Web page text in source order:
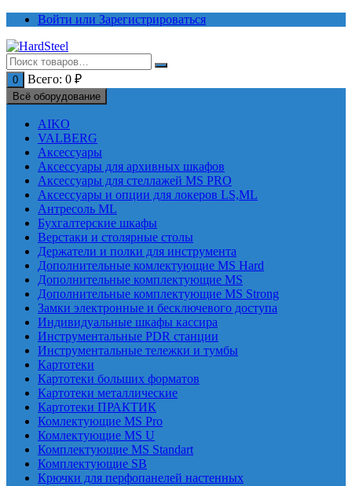
Перейти
содержимому
Войти или Зарегистрироваться
0 Всего: 0 ₽
Всё оборудование
AIKO
VALBERG
Аксессуары
Аксессуары для архивных шкафов
Аксессуары для стеллажей MS PRO
Аксессуары и опции для локеров LS,ML
Антресоль ML
Бухгалтерские шкафы
Верстаки и столярные столы
Держатели и полки для инструмента
Дополнительные комлектующие MS Hard
Дополнительные комплектующие MS
Дополнительные комплектующие MS Strong
Замки электронные и бесключевого доступа
Индивидуальные шкафы кассира
Инструментальные PDR станции
Инструментальные тележки и тумбы
Картотеки
Картотеки больших форматов
Картотеки металлические
Картотеки ПРАКТИК
Комлектующие MS Pro
Комлектующие MS U
Комплектующие MS Standart
Комплектующие SB
Крючки для перфопанелей настенных